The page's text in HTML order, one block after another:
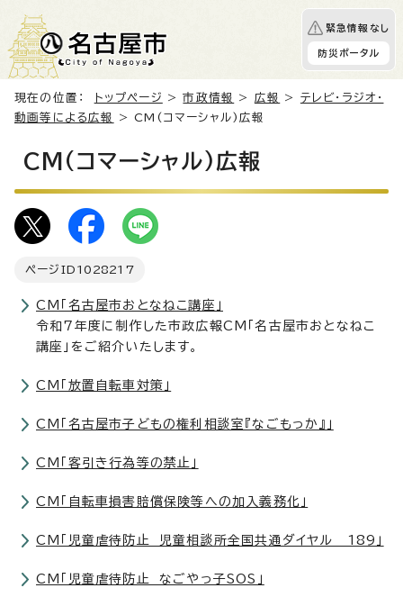
緊急情報なし
防災ポータル
現在の位置： トップページ >市政情報 > 広報 > テレビ・ラジオ・
動画等による広報
> CM(コマーシャル)広報
CM(コマーシャル)広報
ページID 1028217
CM「名古屋市おとなねこ講座」
令和7年度に制作した市政広報CM「名古屋市おとなねこ
講座」をご紹介いたします。
CM「放置自転車対策」
CM「名古屋市子どもの権利相談室『なごもっか』」
CM「客引き行為等の禁止」
CM「自転車損害賠償保険等への加入義務化」
CM「児童虐待防止 児童相談所全国共通ダイヤル 189」
CM「児童虐待防止 なごやっ子SOS」